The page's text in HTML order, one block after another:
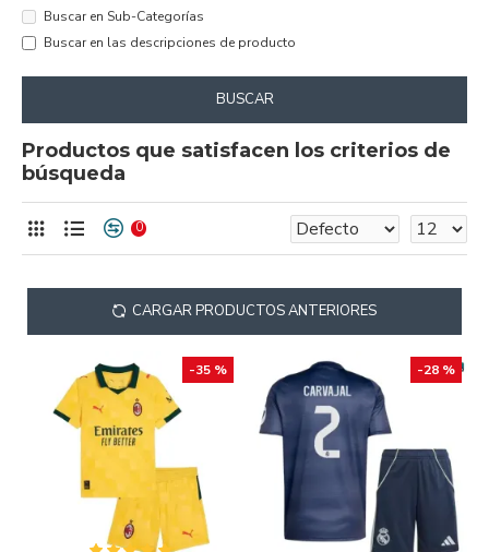
Buscar en Sub-Categorías
Buscar en las descripciones de producto
BUSCAR
Productos que satisfacen los criterios de
búsqueda
0
CARGAR PRODUCTOS ANTERIORES
-35 % -28 %